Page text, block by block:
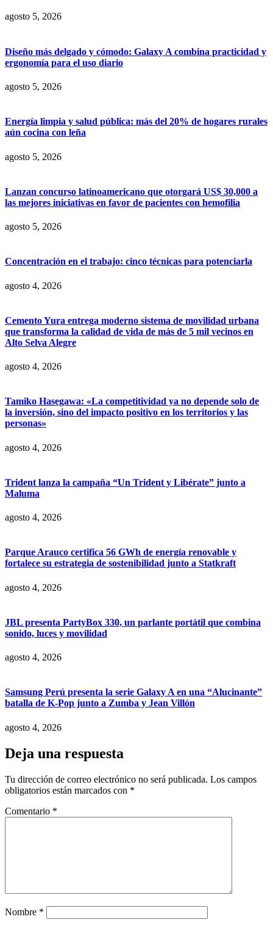
agosto 5, 2026
Diseño más delgado y cómodo: Galaxy A combina practicidad y
ergonomía para el uso diario
agosto 5, 2026
Energía limpia y salud pública: más del 20% de hogares rurales
aún cocina con leña
agosto 5, 2026
Lanzan concurso latinoamericano que otorgará US$ 30,000 a
las mejores iniciativas en favor de pacientes con hemofilia
agosto 5, 2026
Concentración en el trabajo: cinco técnicas para potenciarla
agosto 4, 2026
Cemento Yura entrega moderno sistema de movilidad urbana
que transforma la calidad de vida de más de 5 mil vecinos en
Alto Selva Alegre
agosto 4, 2026
Tamiko Hasegawa: «La competitividad ya no depende solo de
la inversión, sino del impacto positivo en los territorios y las
personas»
agosto 4, 2026
Trident lanza la campaña “Un Trident y Libérate” junto a
Maluma
agosto 4, 2026
Parque Arauco certifica 56 GWh de energía renovable y
fortalece su estrategia de sostenibilidad junto a Statkraft
agosto 4, 2026
JBL presenta PartyBox 330, un parlante portátil que combina
sonido, luces y movilidad
agosto 4, 2026
Samsung Perú presenta la serie Galaxy A en una “Alucinante”
batalla de K-Pop junto a Zumba y Jean Villón
agosto 4, 2026
Deja una respuesta
Tu dirección de correo electrónico no será publicada. Los campos
obligatorios están marcados con *
Comentario *
Nombre *